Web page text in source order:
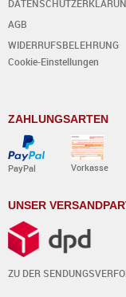
AGB
WIDERRUFSBELEHRUNG
Cookie-Einstellungen
ZAHLUNGSARTEN
PayPal Vorkasse
UNSER
ZU DER